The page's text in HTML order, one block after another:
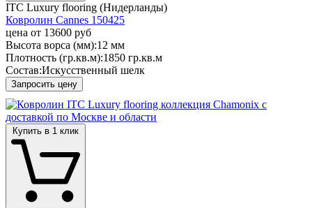
ITC Luxury flooring (Нидерланды)
Ковролин Cannes 150425
цена от 13600 руб
Высота ворса (мм):12 мм
Плотность (гр.кв.м):1850 гр.кв.м
Состав:Искусственный шелк
Запросить цену
Купить в 1 клик